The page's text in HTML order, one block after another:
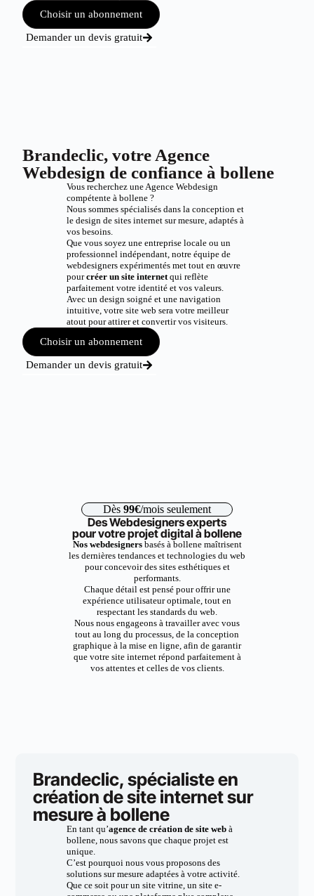
Choisir un abonnement
Demander un devis gratuit
Brandeclic, votre Agence
Webdesign de confiance à bollene
Vous recherchez une Agence Webdesign
compétente à bollene ?
Nous sommes spécialisés dans la conception et
le design de sites internet sur mesure, adaptés à
vos besoins.
Que vous soyez une entreprise locale ou un
professionnel indépendant, notre équipe de
webdesigners expérimentés met tout en œuvre
pourcréer un site internetqui reflète
parfaitement votre identité et vos valeurs.
Avec un design soigné et une navigation
intuitive, votre site web sera votre meilleur
atout pour attirer et convertir vos visiteurs.
Choisir un abonnement
Demander un devis gratuit
Dès 99€/mois seulement
Des Webdesigners experts
pour votre projet digital à bollene
Nos webdesignersbasés à bollene maîtrisent
les dernières tendances et technologies du web
pour concevoir des sites esthétiques et
performants.
Chaque détail est pensé pour offrir une
expérience utilisateur optimale, tout en
respectant les standards du web.
Nous nous engageons à travailler avec vous
tout au long du processus, de la conception
graphique à la mise en ligne, afin de garantir
que votre site internet répond parfaitement à
vos attentes et celles de vos clients.
Brandeclic, spécialiste en
création de site internet sur
mesure à bollene
En tant qu’agence de création de site webà
bollene, nous savons que chaque projet est
unique.
C’est pourquoi nous vous proposons des
solutions sur mesure adaptées à votre activité.
Que ce soit pour un site vitrine, un site e-